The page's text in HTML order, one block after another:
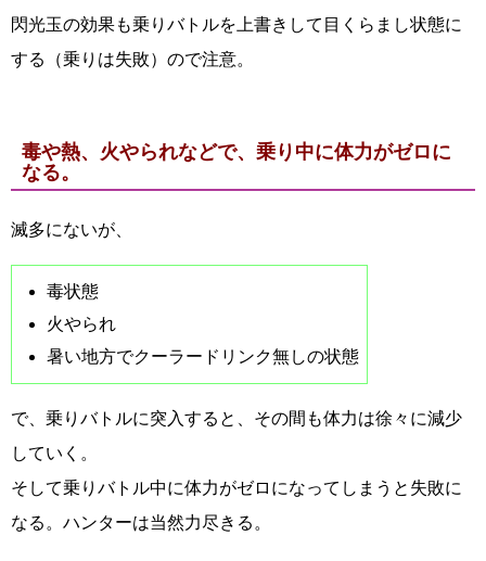
閃光玉の効果も乗りバトルを上書きして目くらまし状態に
する（乗りは失敗）ので注意。
毒や熱、火やられなどで、乗り中に体力がゼロに
なる。
滅多にないが、
毒状態
火やられ
暑い地方でクーラードリンク無しの状態
で、乗りバトルに突入すると、その間も体力は徐々に減少
していく。
そして乗りバトル中に体力がゼロになってしまうと失敗に
なる。ハンターは当然力尽きる。